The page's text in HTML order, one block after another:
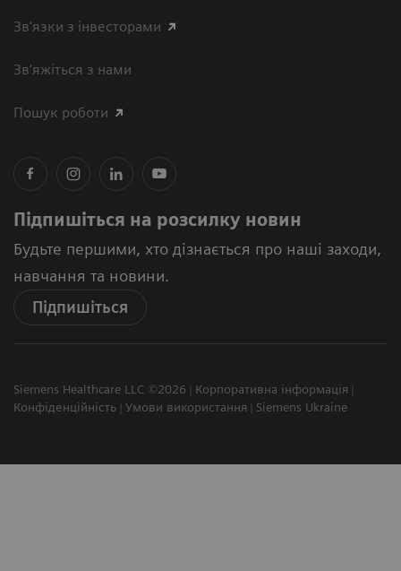
Зв'язки з інвесторами
Зв’яжіться з нами
Пошук роботи
Підпишіться на розсилку новин
Будьте першими, хто дізнається про наші заходи,
навчання та новини.
Підпишіться
Siemens Healthcare LLC ©2026
Корпоративна інформація
Конфіденційність
Умови використання Siemens Ukraine